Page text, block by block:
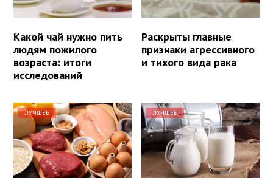
Какой чай нужно пить
людям пожилого
возраста: итоги
исследований
Раскрыты главные
признаки агрессивного
и тихого вида рака
ЛУЧШЕЕ ЛУЧШЕЕ